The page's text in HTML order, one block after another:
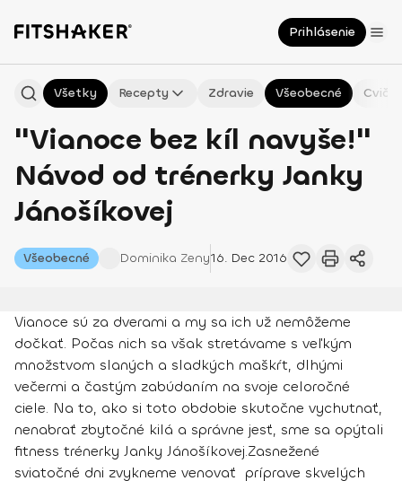
Prihlásenie
Všetky Recepty Zdravie Všeobecné
"Vianoce bez kíl navyše!"
Návod od trénerky Janky
Jánošíkovej
Všeobecné Dominika Zeny16. Dec 2016
Vianoce sú za dverami a my sa ich už nemôžeme
dočkať. Počas nich sa však stretávame s veľkým
množstvom slaných a sladkých maškŕt, dlhými
večermi a častým zabúdaním na svoje celoročné
ciele. Na to, ako si toto obdobie skutočne vychutnať,
nenabrať zbytočné kilá a správne jesť, sme sa opýtali
fitness trénerky Janky Jánošíkovej.Zasnežené
sviatočné dni zvykneme venovať príprave skvelých